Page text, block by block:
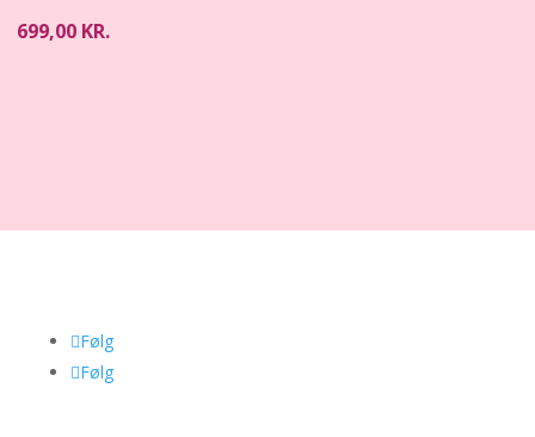
699,00 KR.
Følg
Følg